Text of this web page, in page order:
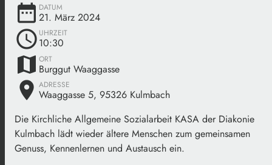
date_range DATUM
21. März 2024
schedule UHRZEIT
10:30
map ORT
Burggut Waaggasse
place ADRESSE
Waaggasse 5, 95326 Kulmbach
Die Kirchliche Allgemeine Sozialarbeit KASA der Diakonie
Kulmbach lädt wieder ältere Menschen zum gemeinsamen
Genuss, Kennenlernen und Austausch ein.